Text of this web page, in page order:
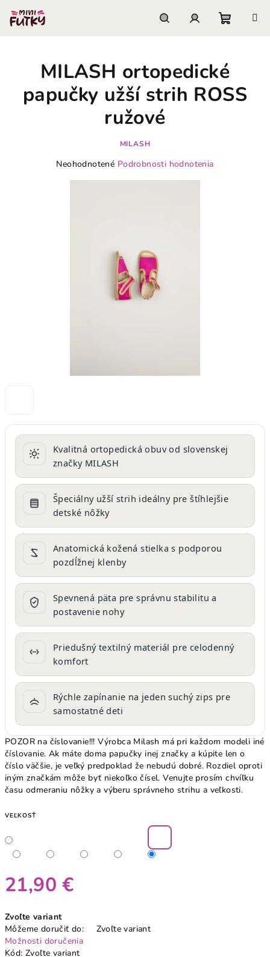
obsah
košík
Kvalitná ortopedická obuv od slovenskej
značky MILASH
Špeciálny užší strih ideálny pre štíhlejšie
detské nôžky
Anatomická kožená stielka s podporou
pozdĺžnej klenby
Spevnená päta pre správnu stabilitu a
postavenie nohy
Priedušný textilný materiál pre celodenný
komfort
Rýchle zapínanie na jeden suchý zips pre
samostatné deti
POZOR na číslovanie!!! Výrobca Milash má pri každom modeli iné
číslovanie. Ak máte doma papučky inej značky a kúpite len o
číslo väčšie, je veľký predpoklad že nebudú dobré. Rozdiel oproti
iným značkám môže byť niekoľko čísel. Venujte prosím chvíľku
času odmeraniu nôžky a výberu správneho strihu a veľkosti.
VEĽKOSŤ
21,90 €
cena:
Zvoľte variant
Môžeme doručiť do:
Zvoľte variant
Možnosti doručenia
Kód: Zvoľte variant
MILASH ortopedické
papučky užší strih ROSS
ružové
MILASH
Priemerné
Neohodnotené Podrobnosti hodnotenia